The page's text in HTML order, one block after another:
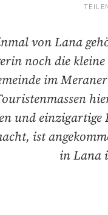
von Lana
noch die
im
und
ist
in Lana